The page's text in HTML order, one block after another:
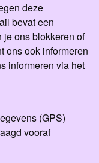
deze
bevat een
ons blokkeren of
ons ook informeren
informeren via het
(GPS)
vooraf